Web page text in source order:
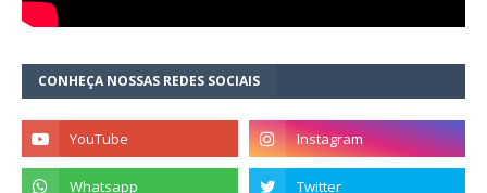
CONHEÇA NOSSAS REDES SOCIAIS